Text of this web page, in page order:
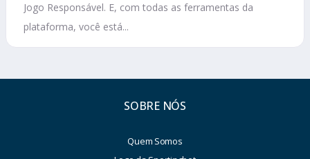
Jogo Responsável. E, com todas as ferramentas da
plataforma, você está...
SOBRE NÓS
Quem Somos